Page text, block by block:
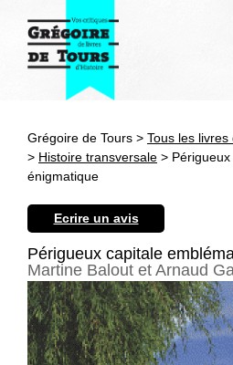
Antiquité
XXe siècle
Autres
Grégoire de Tours > Tous les livres
> Histoire transversale >
énigmatique
Ecrire un avis
Périgueux capitale
Martine Balout et Arnaud